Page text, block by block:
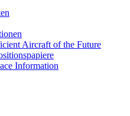
Aircraft of the Future
Information